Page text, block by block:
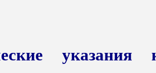
указания